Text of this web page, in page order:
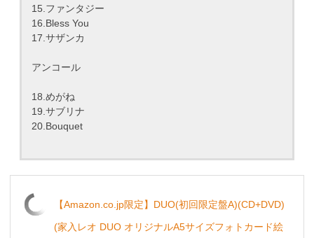
15.ファンタジー
16.Bless You
17.サザンカ
アンコール
18.めがね
19.サブリナ
20.Bouquet
【Amazon.co.jp限定】DUO(初回限定盤A)(CD+DVD)
(家入レオ DUO オリジナルA5サイズフォトカード絵